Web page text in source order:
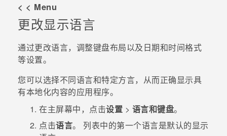
支持帮助
在线客服
< < Menu
更改显示语言
通过更改语言，调整键盘布局以及日期和时间格式
等设置。
您可以选择不同语言和特定方言，从而正确显示具
有本地化内容的应用程序。
在主屏幕中，点击设置 > 语言和键盘。
点击语言。 列表中的第一个语言是默认的显示